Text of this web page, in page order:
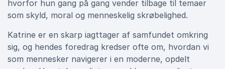
hvorfor hun gang på gang vender tilbage til temaer
som skyld, moral og menneskelig skrøbelighed.
Katrine er en skarp iagttager af samfundet omkring
sig, og hendes foredrag kredser ofte om, hvordan vi
som mennesker navigerer i en moderne, opdelt